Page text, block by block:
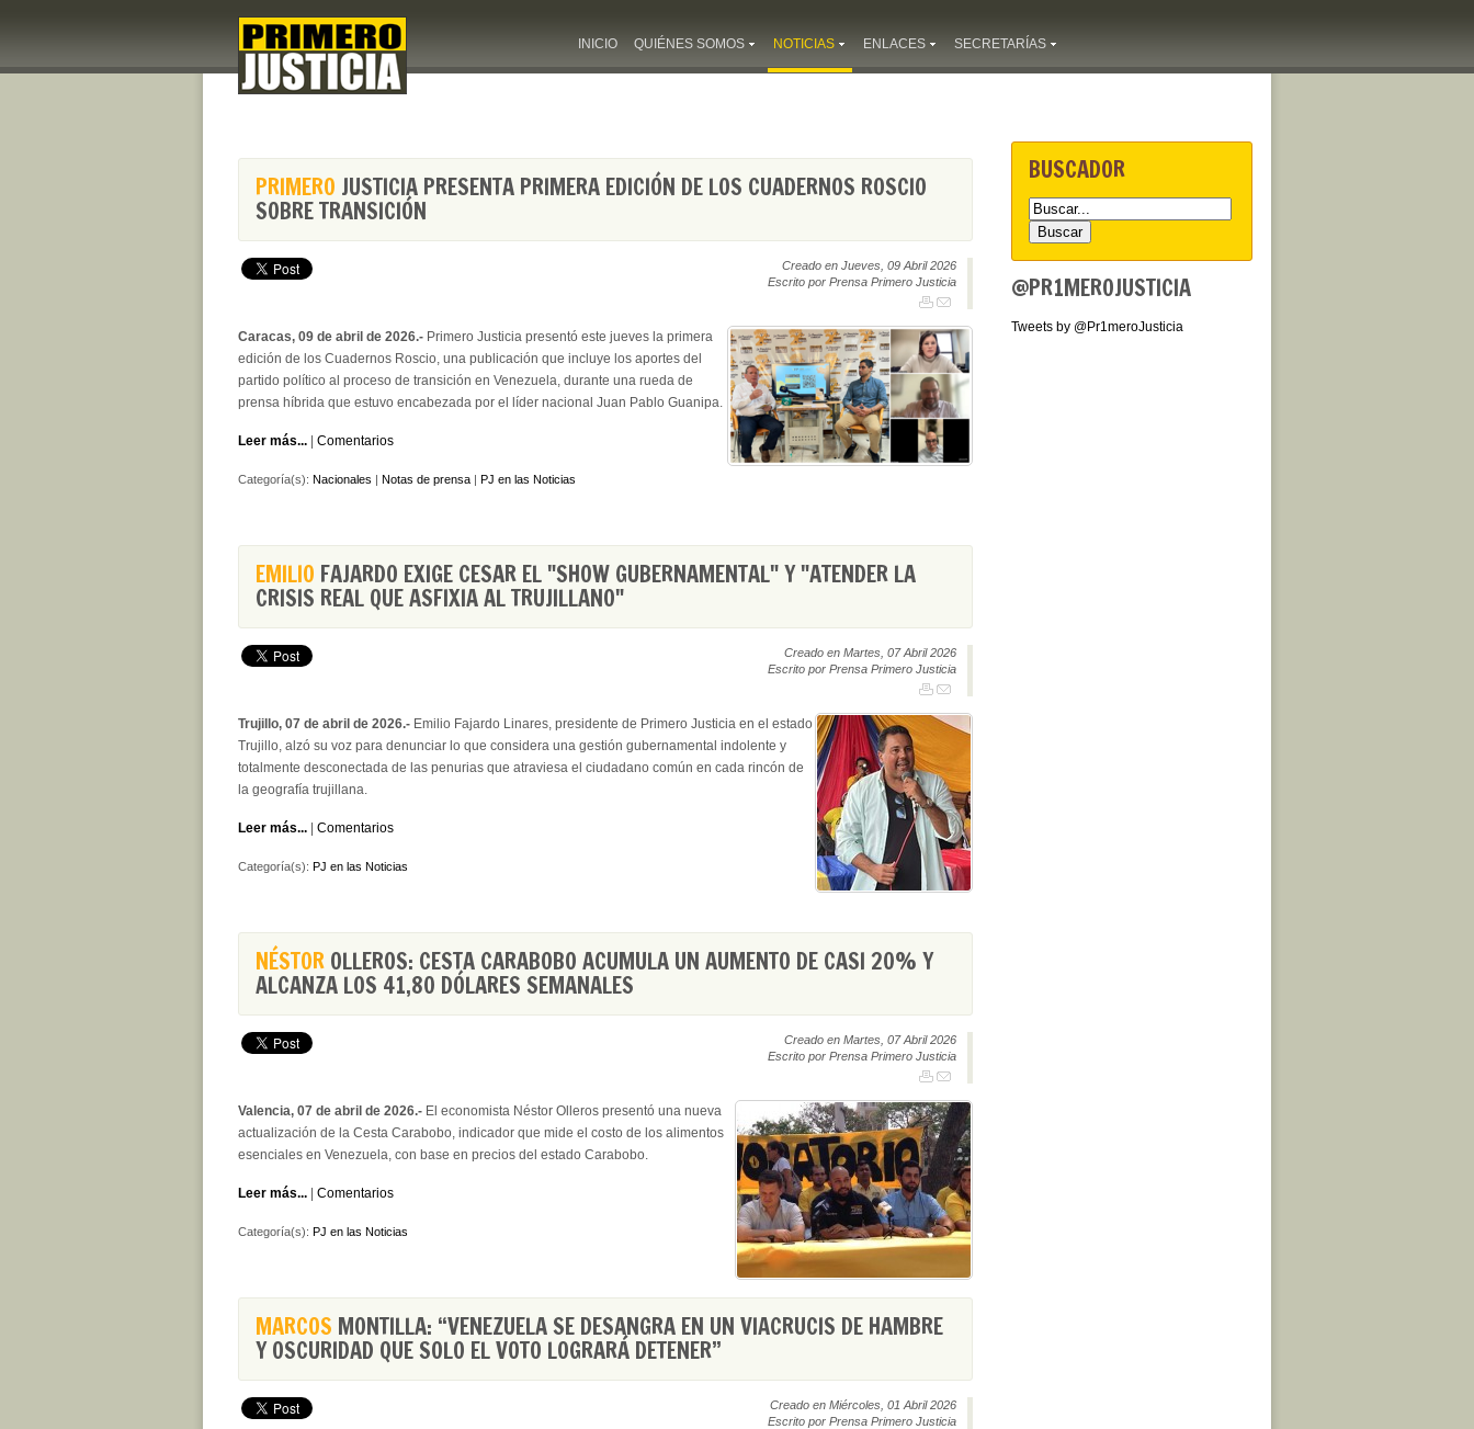
INICIO QUIÉNES SOMOS NOTICIAS ENLACES SECRETARÍAS
PRIMERO JUSTICIA PRESENTA PRIMERA EDICIÓN DE LOS CUADERNOS ROSCIO
SOBRE TRANSICIÓN
Creado en Jueves, 09 Abril 2026
Escrito por Prensa Primero Justicia
Caracas, 09 de abril de 2026.- Primero Justicia presentó este jueves la primera
edición de los Cuadernos Roscio, una publicación que incluye los aportes del
partido político al proceso de transición en Venezuela, durante una rueda de
prensa híbrida que estuvo encabezada por el líder nacional Juan Pablo Guanipa.
Leer más... Comentarios
Categoría(s): Nacionales | Notas de prensa | PJ en las Noticias
EMILIO FAJARDO EXIGE CESAR EL "SHOW GUBERNAMENTAL" Y "ATENDER LA
CRISIS REAL QUE ASFIXIA AL TRUJILLANO"
Creado en Martes, 07 Abril 2026
Escrito por Prensa Primero Justicia
Trujillo, 07 de abril de 2026.- Emilio Fajardo Linares, presidente de Primero Justicia en el estado
Trujillo, alzó su voz para denunciar lo que considera una gestión gubernamental indolente y
totalmente desconectada de las penurias que atraviesa el ciudadano común en cada rincón de
la geografía trujillana.
Leer más... Comentarios
Categoría(s): PJ en las Noticias
NÉSTOR OLLEROS: CESTA CARABOBO ACUMULA UN AUMENTO DE CASI 20% Y
ALCANZA LOS 41,80 DÓLARES SEMANALES
Creado en Martes, 07 Abril 2026
Escrito por Prensa Primero Justicia
Valencia, 07 de abril de 2026.- El economista Néstor Olleros presentó una nueva
actualización de la Cesta Carabobo, indicador que mide el costo de los alimentos
esenciales en Venezuela, con base en precios del estado Carabobo.
Leer más... Comentarios
Categoría(s): PJ en las Noticias
MARCOS MONTILLA: “VENEZUELA SE DESANGRA EN UN VIACRUCIS DE HAMBRE
Y OSCURIDAD QUE SOLO EL VOTO LOGRARÁ DETENER”
Creado en Miércoles, 01 Abril 2026
Escrito por Prensa Primero Justicia
BUSCADOR
@PR1MEROJUSTICIA
Tweets by @Pr1meroJusticia